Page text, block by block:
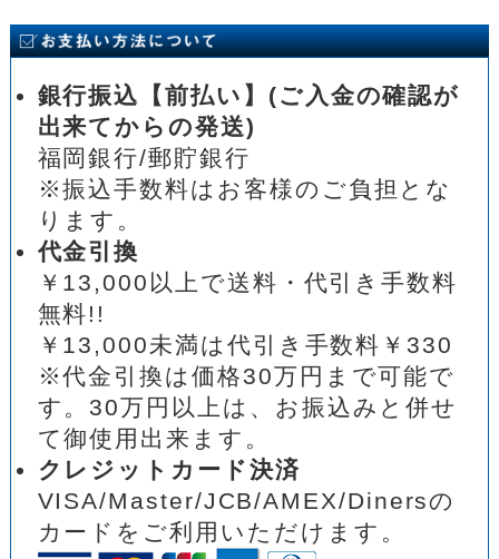
銀行振込【前払い】(ご入金の確認が
出来てからの発送)
福岡銀行/郵貯銀行
※振込手数料はお客様のご負担とな
ります。
代金引換
￥13,000以上で送料・代引き手数料
無料!!
￥13,000未満は代引き手数料￥330
※代金引換は価格30万円まで可能で
す。30万円以上は、お振込みと併せ
て御使用出来ます。
クレジットカード決済
VISA/Master/JCB/AMEX/Dinersの
カードをご利用いただけます。